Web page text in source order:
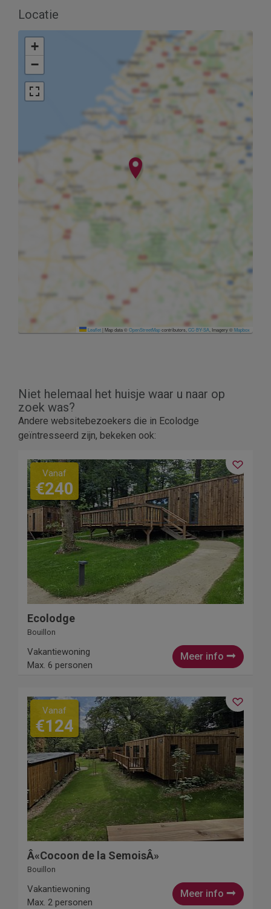
Locatie
+
−
Leaflet| Map data ©OpenStreetMapcontributors,CC-BY-SA, Imagery ©Mapbox
Niet helemaal het huisje waar u naar op
zoek was?
Andere websitebezoekers die in Ecolodge
geïntresseerd zijn, bekeken ook:
Vanaf
€240
Ecolodge
Bouillon
Meer info
Vakantiewoning
Max. 6 personen
Vanaf
€124
Â«Cocoon de la SemoisÂ»
Bouillon
Meer info
Vakantiewoning
Max. 2 personen